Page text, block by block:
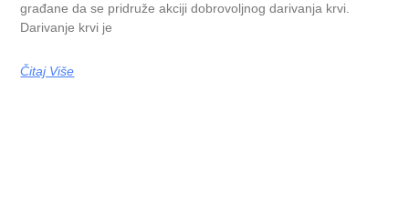
građane da se pridruže akciji dobrovoljnog darivanja krvi.
Darivanje krvi je
Čitaj Više